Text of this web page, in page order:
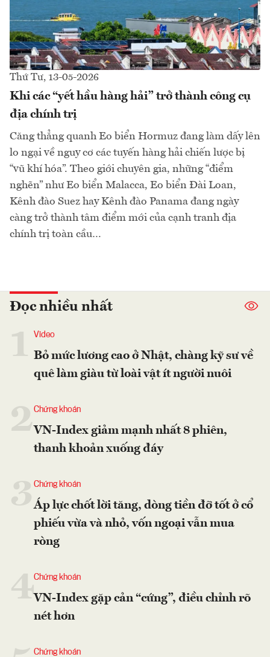
Thứ Tư, 13-05-2026
Khi các “yết hầu hàng hải” trở thành công cụ
địa chính trị
Căng thẳng quanh Eo biển Hormuz đang làm dấy lên
lo ngại về nguy cơ các tuyến hàng hải chiến lược bị
“vũ khí hóa”. Theo giới chuyên gia, những “điểm
nghẽn” như Eo biển Malacca, Eo biển Đài Loan,
Kênh đào Suez hay Kênh đào Panama đang ngày
càng trở thành tâm điểm mới của cạnh tranh địa
chính trị toàn cầu…
Đọc nhiều nhất
Video
Bỏ mức lương cao ở Nhật, chàng kỹ sư về
quê làm giàu từ loài vật ít người nuôi
2Chứng khoán
VN-Index giảm mạnh nhất 8 phiên,
thanh khoản xuống đáy
Chứng khoán
Áp lực chốt lời tăng, dòng tiền đỡ tốt ở cổ
phiếu vừa và nhỏ, vốn ngoại vẫn mua
ròng
4Chứng khoán
VN-Index gặp cản “cứng”, điều chỉnh rõ
nét hơn
Chứng khoán